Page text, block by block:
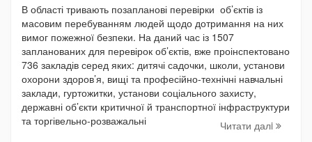
В області тривають позапланові перевірки об’єктів із
масовим перебуванням людей щодо дотримання на них
вимог пожежної безпеки. На даний час із 1507
запланованих для перевірок об’єктів, вже проінспектовано
736 закладів серед яких: дитячі садочки, школи, установи
охорони здоров’я, вищі та професійно-технічні навчальні
заклади, гуртожитки, установи соціального захисту,
державні об’єкти критичної й транспортної інфраструктури
та торгівельно-розважальні
Читати далi